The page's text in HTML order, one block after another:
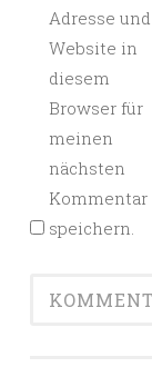
Adresse und
Website in
diesem
Browser für
meinen
nächsten
Kommentar
speichern.